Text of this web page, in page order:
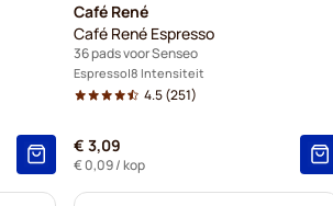
Café René
Café René Espresso
36 pads voor Senseo
Espresso 8 Intensiteit
4.5(251)
€ 3,09
€ 0,09/ kop